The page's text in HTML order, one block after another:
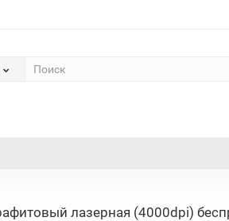
лазерная (4000dpi)